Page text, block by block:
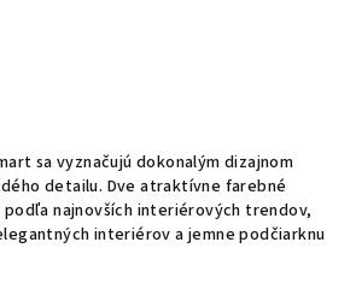
sa vyznačujú dokonalým dizajnom
detailu. Dve atraktívne farebné
najnovších interiérových trendov,
interiérov a jemne podčiarknu